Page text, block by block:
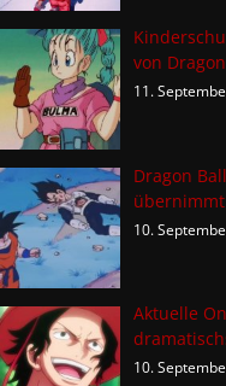
von
11.
Dragon
übernimmt
10.
Aktuelle
10.